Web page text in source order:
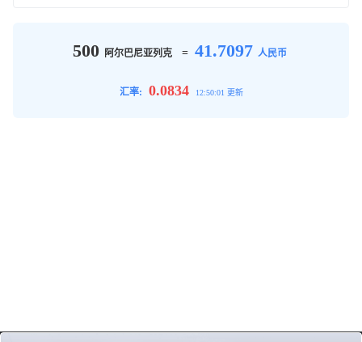
500 阿尔巴尼亚列克 = 41.7097 人民币
汇率: 0.0834 12:50:01 更新